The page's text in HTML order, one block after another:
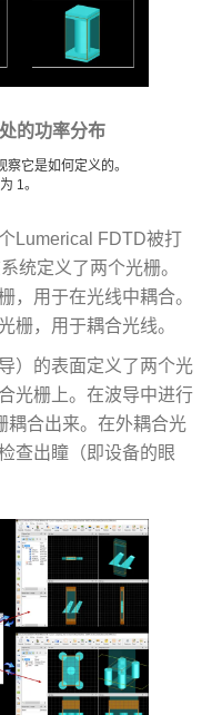
的功率分布
它是如何定义的。
1。
Lumerical FDTD被打
统定义了两个光栅。
，用于在光线中耦合。
栅，用于耦合光线。
）的表面定义了两个光
光栅上。在波导中进行
耦合出来。在外耦合光
查出瞳（即设备的眼